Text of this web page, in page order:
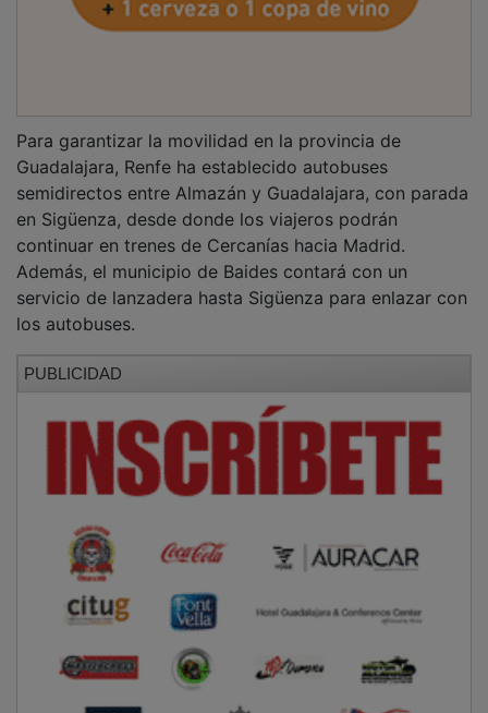
Guadalajara, Renfe ha establecido autobuses
semidirectos entre Almazán y Guadalajara, con parada
en Sigüenza, desde donde los viajeros podrán
continuar en trenes de Cercanías hacia Madrid.
Además, el municipio de Baides contará con un
servicio de lanzadera hasta Sigüenza para enlazar con
los autobuses.